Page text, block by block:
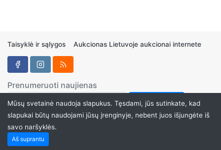
Taisyklė ir sąlygos Aukcionas Lietuvoje aukcionai internete
Prenumeruoti naujienas
Mūsų svetainė naudoja slapukus. Tęsdami, jūs sutinkate, kad
slapukai būtų naudojami jūsų įrenginyje, nebent juos išjungėte iš
savo naršyklės.
Aš suprantu